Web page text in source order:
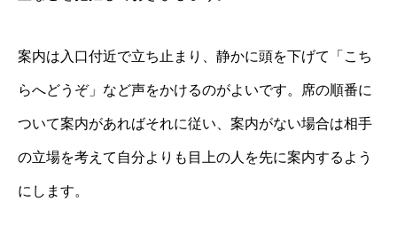
案内は入口付近で立ち止まり、静かに頭を下げて「こち
らへどうぞ」など声をかけるのがよいです。席の順番に
ついて案内があればそれに従い、案内がない場合は相手
の立場を考えて自分よりも目上の人を先に案内するよう
にします。